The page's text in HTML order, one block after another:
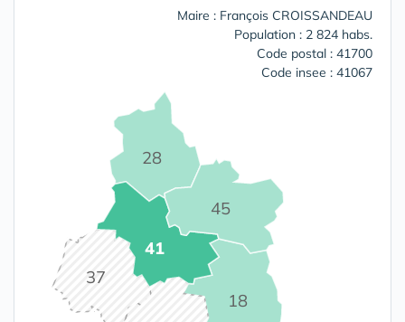
Maire : François CROISSANDEAU
Population : 2 824 habs.
Code postal : 41700
Code insee : 41067
18
28
37
41
45